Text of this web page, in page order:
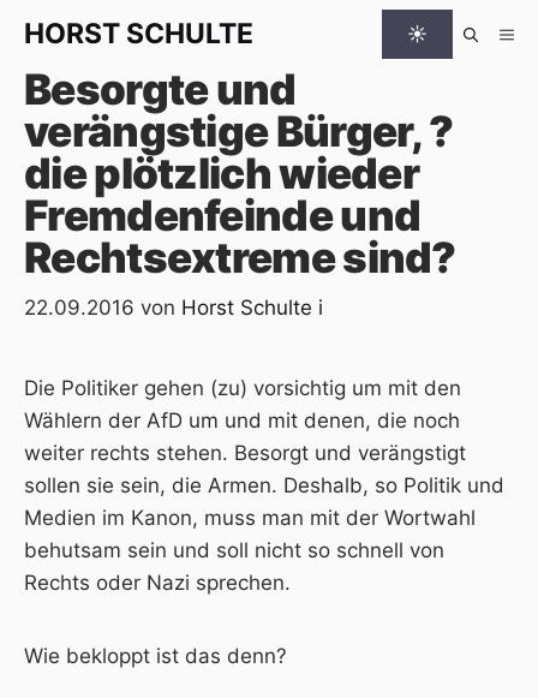
HORST SCHULTE ☀
Besorgte und
verängstige Bürger, ?
die plötzlich wieder
Fremdenfeinde und
Rechtsextreme sind?
22.09.2016 von Horst Schulte i
Die Politiker gehen (zu) vorsichtig um mit den
Wählern der AfD um und mit denen, die noch
weiter rechts stehen. Besorgt und verängstigt
sollen sie sein, die Armen. Deshalb, so Politik und
Medien im Kanon, muss man mit der Wortwahl
behutsam sein und soll nicht so schnell von
Rechts oder Nazi sprechen.
Wie bekloppt ist das denn?